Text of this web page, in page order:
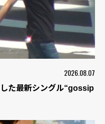
2026.08.07
た最新シングル“gossip